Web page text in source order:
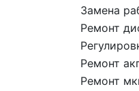
Замена
Ремонт
Ремонт
Ремонт